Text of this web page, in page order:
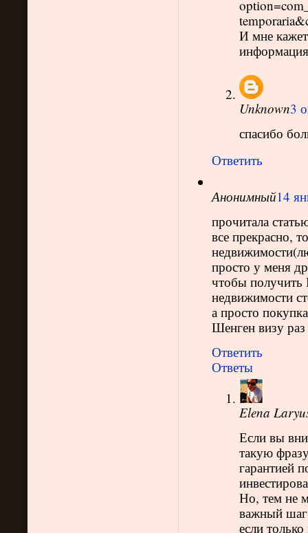
И мне
Unknown3
спасибо
Ответить
Анонимный14
прочитала
все прекрасно,
просто у меня
чтобы
недвижимости
а просто
Шенген визу
Ответить
Ответы
Elena
Если вы
такую
гарантией
Но, тем не
важный
если